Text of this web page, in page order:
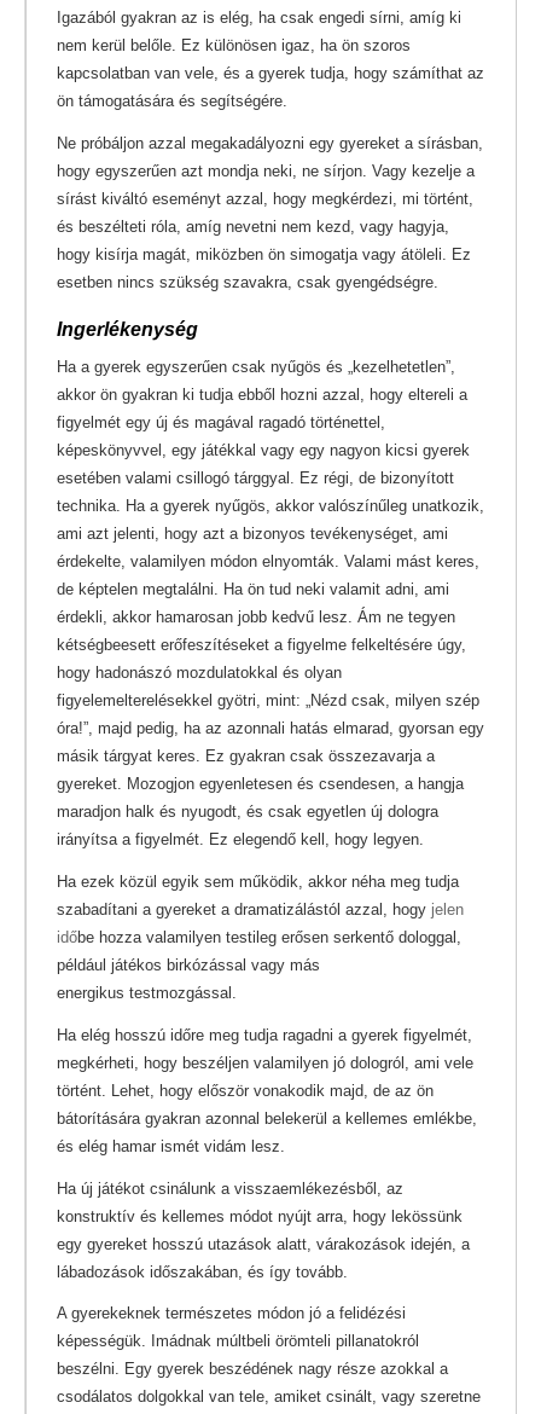
Igazából gyakran az is elég, ha csak engedi sírni, amíg ki
nem kerül belőle. Ez különösen igaz, ha ön szoros
kapcsolatban van vele, és a gyerek tudja, hogy számíthat az
ön támogatására és segítségére.
Ne próbáljon azzal megakadályozni egy gyereket a sírásban,
hogy egyszerűen azt mondja neki, ne sírjon. Vagy kezelje a
sírást kiváltó eseményt azzal, hogy megkérdezi, mi történt,
és beszélteti róla, amíg nevetni nem kezd, vagy hagyja,
hogy kisírja magát, miközben ön simogatja vagy átöleli. Ez
esetben nincs szükség szavakra, csak gyengédségre.
Ingerlékenység
Ha a gyerek egyszerűen csak nyűgös és „kezelhetetlen”,
akkor ön gyakran ki tudja ebből hozni azzal, hogy eltereli a
figyelmét egy új és magával ragadó történettel,
képeskönyvvel, egy játékkal vagy egy nagyon kicsi gyerek
esetében valami csillogó tárggyal. Ez régi, de bizonyított
technika. Ha a gyerek nyűgös, akkor valószínűleg unatkozik,
ami azt jelenti, hogy azt a bizonyos tevékenységet, ami
érdekelte, valamilyen módon elnyomták. Valami mást keres,
de képtelen megtalálni. Ha ön tud neki valamit adni, ami
érdekli, akkor hamarosan jobb kedvű lesz. Ám ne tegyen
kétségbeesett erőfeszítéseket a figyelme felkeltésére úgy,
hogy hadonászó mozdulatokkal és olyan
figyelemelterelésekkel gyötri, mint: „Nézd csak, milyen szép
óra!”, majd pedig, ha az azonnali hatás elmarad, gyorsan egy
másik tárgyat keres. Ez gyakran csak összezavarja a
gyereket. Mozogjon egyenletesen és csendesen, a hangja
maradjon halk és nyugodt, és csak egyetlen új dologra
irányítsa a figyelmét. Ez elegendő kell, hogy legyen.
Ha ezek közül egyik sem működik, akkor néha meg tudja
szabadítani a gyereket a dramatizálástól azzal, hogy jelen
időbe hozza valamilyen testileg erősen serkentő dologgal,
például játékos birkózással vagy más
energikus testmozgással.
Ha elég hosszú időre meg tudja ragadni a gyerek figyelmét,
megkérheti, hogy beszéljen valamilyen jó dologról, ami vele
történt. Lehet, hogy először vonakodik majd, de az ön
bátorítására gyakran azonnal belekerül a kellemes emlékbe,
és elég hamar ismét vidám lesz.
Ha új játékot csinálunk a visszaemlékezésből, az
konstruktív és kellemes módot nyújt arra, hogy lekössünk
egy gyereket hosszú utazások alatt, várakozások idején, a
lábadozások időszakában, és így tovább.
A gyerekeknek természetes módon jó a felidézési
képességük. Imádnak múltbeli örömteli pillanatokról
beszélni. Egy gyerek beszédének nagy része azokkal a
csodálatos dolgokkal van tele, amiket csinált, vagy szeretne